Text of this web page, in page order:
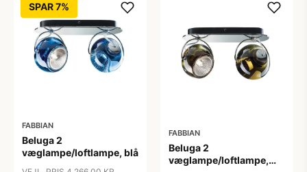
SPAR 7%
FABBIAN
Beluga 2
væglampe/loftlampe, blå
FABBIAN
Beluga 2
væglampe/loftlampe,